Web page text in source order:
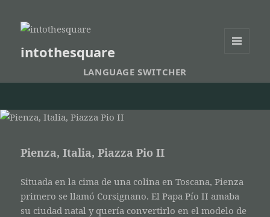
intothesquare
LANGUAGE SWITCHER
Pienza, Italia, Piazza Pio II
Situada en la cima de una colina en Toscana, Pienza
primero se llamó Corsignano. El Papa Pío II amaba
su ciudad natal y quería convertirlo en el modelo de